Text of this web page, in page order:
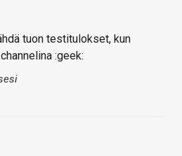
tuon testitulokset, kun
:geek: